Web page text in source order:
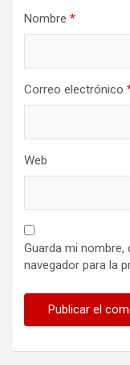
Nombre *
Correo electrónico
Web
Guarda mi
navegador para la